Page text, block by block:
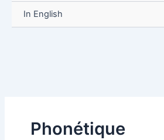
In English
Phonétique